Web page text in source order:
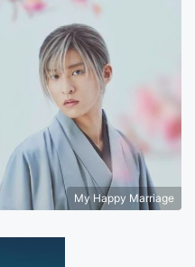
My Happy Marriage